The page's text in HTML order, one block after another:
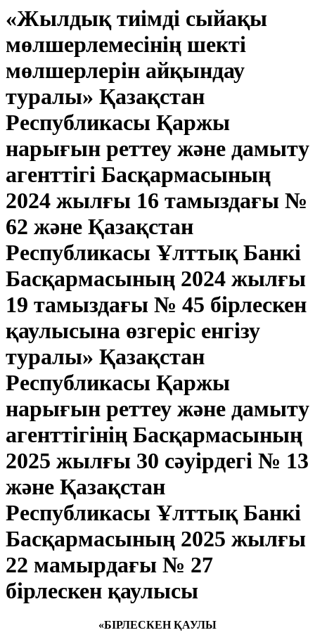
«Жылдық тиімді сыйақы
мөлшерлемесінің шекті
мөлшерлерін айқындау
туралы» Қазақстан
Республикасы Қаржы
нарығын реттеу және дамыту
агенттігі Басқармасының
2024 жылғы 16 тамыздағы №
62 және Қазақстан
Республикасы Ұлттық Банкі
Басқармасының 2024 жылғы
19 тамыздағы № 45 бірлескен
қаулысына өзгеріс енгізу
туралы» Қазақстан
Республикасы Қаржы
нарығын реттеу және дамыту
агенттігінің Басқармасының
2025 жылғы 30 сәуірдегі № 13
және Қазақстан
Республикасы Ұлттық Банкі
Басқармасының 2025 жылғы
22 мамырдағы № 27
бірлескен қаулысы
«БІРЛЕСКЕН ҚАУЛЫ